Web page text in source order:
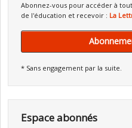
Abonnez-vous pour accéder à
de l'éducation et recevoir : La
* Sans engagement par la suite.
Espace abonnés